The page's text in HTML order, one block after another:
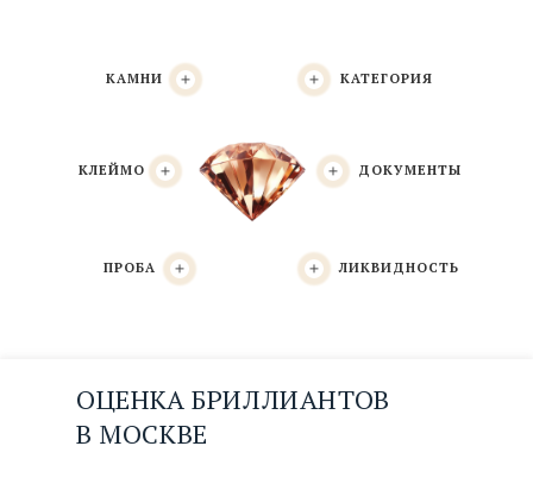
КАМНИ КАТЕГОРИЯ
ДОКУМЕНТЫ
КЛЕЙМО
ЛИКВИДНОСТЬ
ПРОБА
Определение пробы
По ювелирным клеймам либо экспертом
оценщиком по эталонным образцам.
ОЦЕНКА БРИЛЛИАНТОВ
В МОСКВЕ